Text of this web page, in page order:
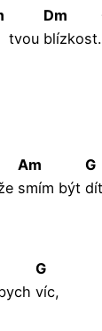
tvou
Dm
blízkost.
Am
smím být
G
G
víc,